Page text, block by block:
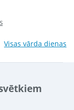
Visas vārda dienas